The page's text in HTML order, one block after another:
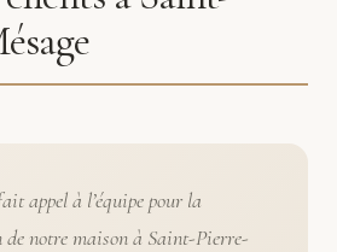
appel à l’équipe pour la
notre maison à Saint-Pierre-